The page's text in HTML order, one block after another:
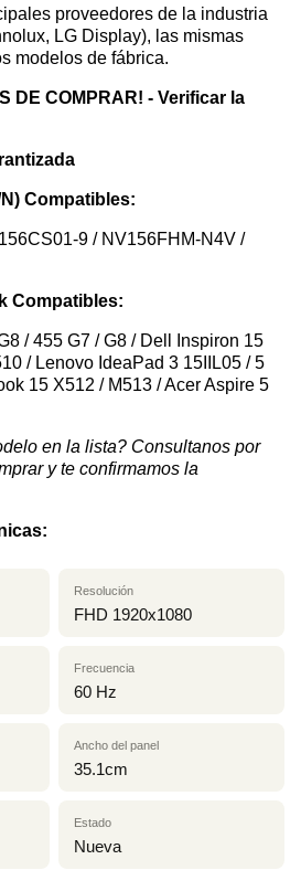
proveedores de la industria
LG Display), las mismas
modelos de fábrica.
DE COMPRAR! - Verificar la
Compatibles:
9 / NV156FHM-N4V /
Compatibles:
/ 455 G7 / G8 / Dell Inspiron 15
/ Lenovo IdeaPad 3 15IIL05 / 5
15 X512 / M513 / Acer Aspire 5
en la lista? Consultanos por
y te confirmamos la
Resolución
FHD 1920x1080
Frecuencia
60 Hz
Ancho del panel
35.1cm
Estado
Nueva